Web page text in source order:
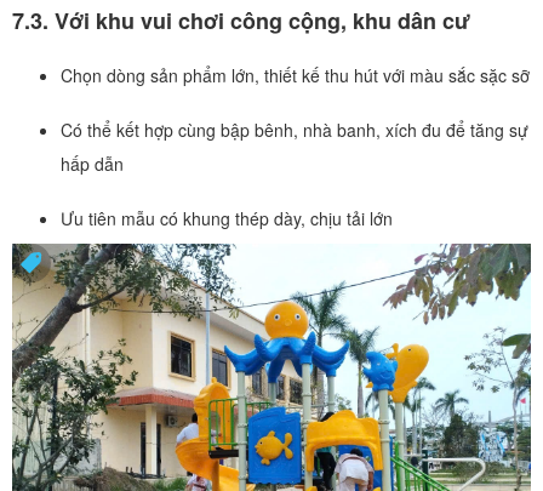
7.3. Với khu vui chơi công cộng, khu dân cư
Chọn dòng sản phẩm lớn, thiết kế thu hút với màu sắc sặc sỡ
Có thể kết hợp cùng bập bênh, nhà banh, xích đu để tăng sự
hấp dẫn
Ưu tiên mẫu có khung thép dày, chịu tải lớn